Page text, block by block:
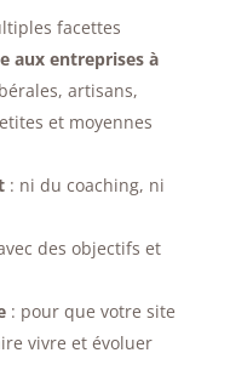
facettes
aux entreprises à
artisans,
et moyennes
: ni du coaching, ni
des objectifs et
: pour que votre site
vivre et évoluer